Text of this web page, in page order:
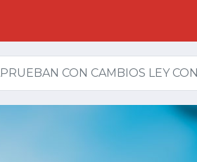
CON CAMBIOS LEY